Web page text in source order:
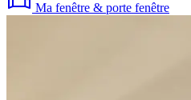
Ma fenêtre & porte fenêtre